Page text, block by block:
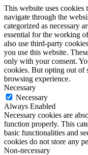
This website uses
navigate through the
categorized as necessary
essential for the working
also use third-party
you use this website.
only with your consent.
cookies. But opting out of
browsing experience.
Necessary
Necessary
Always Enabled
Necessary cookies are
function properly. This
basic functionalities and
cookies do not store any
Non-necessary